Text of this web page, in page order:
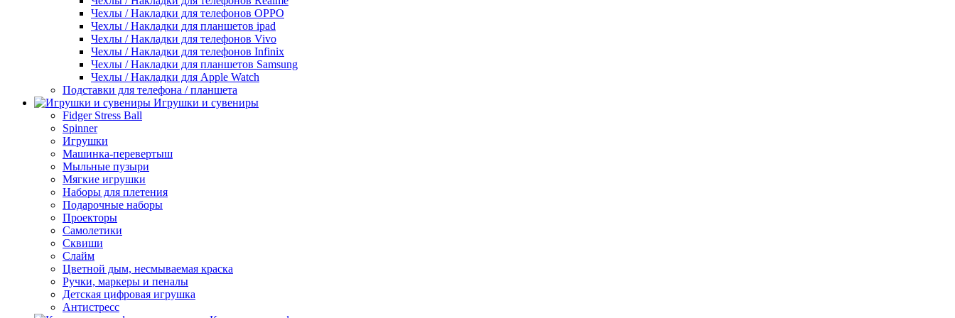
Чехлы / Накладки для телефонов OPPO
Чехлы / Накладки для планшетов ipad
Чехлы / Накладки для телефонов Vivo
Чехлы / Накладки для телефонов Infinix
Чехлы / Накладки для планшетов Samsung
Чехлы / Накладки для Apple Watch
Подставки для телефона / планшета
Игрушки и сувениры
Fidger Stress Ball
Spinner
Игрушки
Машинка-перевертыш
Мыльные пузыри
Мягкие игрушки
Наборы для плетения
Подарочные наборы
Проекторы
Самолетики
Сквиши
Слайм
Цветной дым, несмываемая краска
Ручки, маркеры и пеналы
Детская цифровая игрушка
Антистресс